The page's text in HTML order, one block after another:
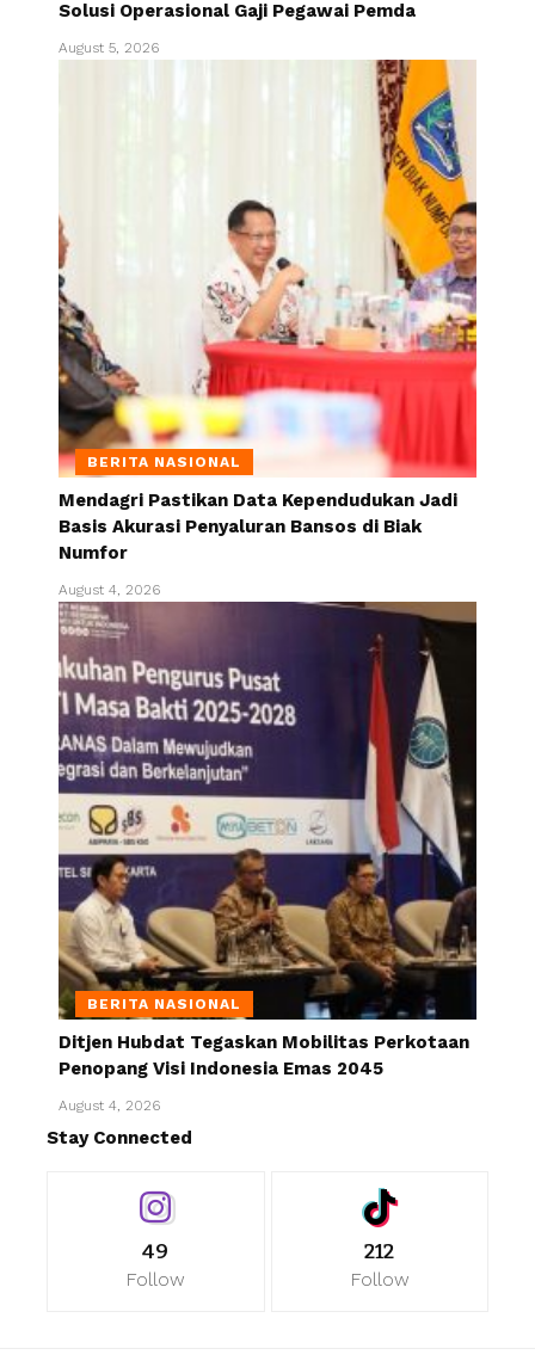
Solusi Operasional Gaji Pegawai Pemda
August 5, 2026
BERITA NASIONAL
Mendagri Pastikan Data Kependudukan Jadi
Basis Akurasi Penyaluran Bansos di Biak
Numfor
August 4, 2026
BERITA NASIONAL
Ditjen Hubdat Tegaskan Mobilitas Perkotaan
Penopang Visi Indonesia Emas 2045
August 4, 2026
Stay Connected
49
Follow
212
Follow